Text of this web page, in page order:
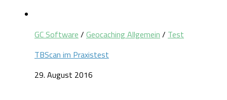
GC Software / Geocaching Allgemein / Test
TBScan im Praxistest
29. August 2016